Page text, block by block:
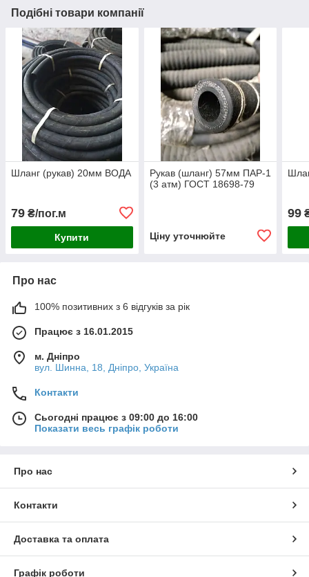
Подібні товари компанії
Шланг (рукав) 20мм ВОДА
79 ₴/пог.м
Купити
Рукав (шланг) 57мм ПАР-1
(3 атм) ГОСТ 18698-79
Ціну уточнюйте
99
Про нас
100% позитивних з 6 відгуків за рік
Працює з 16.01.2015
м. Дніпро
вул. Шинна, 18, Дніпро, Україна
Контакти
Сьогодні працює з 09:00 до 16:00
Показати весь графік роботи
Про нас
Контакти
Доставка та оплата
Графік роботи